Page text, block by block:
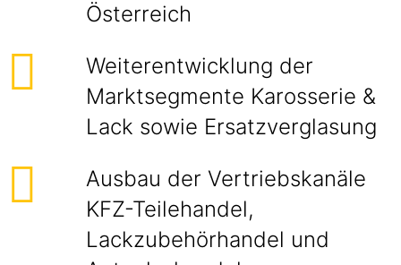
Österreich
Weiterentwicklung der
Marktsegmente Karosserie &
Lack sowie Ersatzverglasung
Ausbau der Vertriebskanäle
KFZ-Teilehandel,
Lackzubehörhandel und